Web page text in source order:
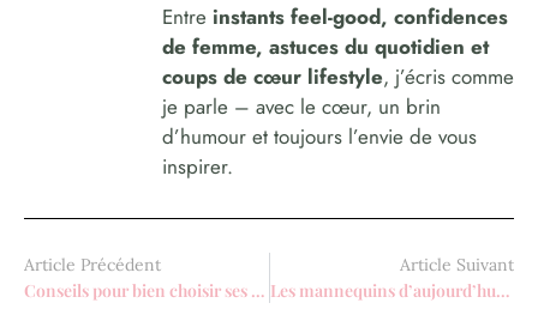
Entre instants feel-good, confidences
de femme, astuces du quotidien et
coups de cœur lifestyle, j’écris comme
je parle – avec le cœur, un brin
d’humour et toujours l’envie de vous
inspirer.
Article Précédent
Conseils pour bien choisir ses chaussures minimalistes
Article Suivant
Les mannequins d’aujourd’hui font bouger le monde de la mode